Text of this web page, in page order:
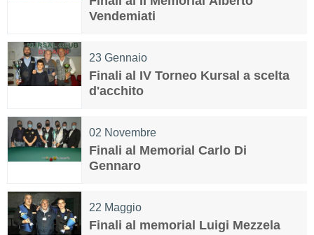
Vendemiati
23 Gennaio
Finali al IV Torneo Kursal a scelta
d'acchito
02 Novembre
Finali al Memorial Carlo Di
Gennaro
22 Maggio
Finali al memorial Luigi Mezzela